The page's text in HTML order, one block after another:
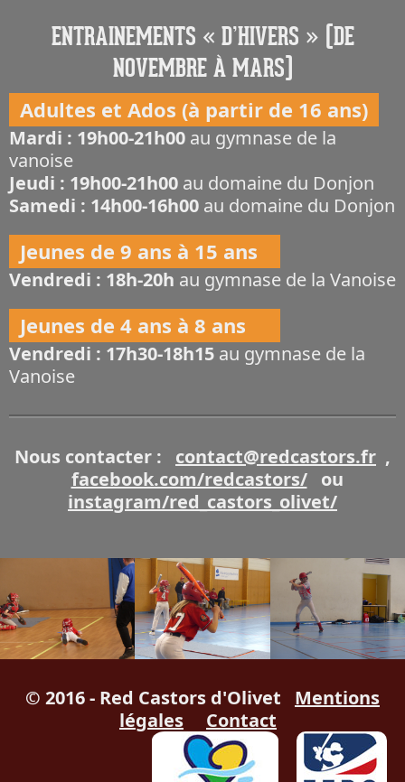
ENTRAINEMENTS « D’HIVERS » (DE
NOVEMBRE À MARS)
Adultes et Ados (à partir de 16 ans)
Mardi : 19h00-21h00 au gymnase de la
vanoise
Jeudi : 19h00-21h00 au domaine du Donjon
Samedi : 14h00-16h00 au domaine du Donjon
Jeunes de 9 ans à 15 ans
Vendredi : 18h-20h au gymnase de la Vanoise
Jeunes de 4 ans à 8 ans
Vendredi : 17h30-18h15 au gymnase de la
Vanoise
Nous contacter : contact@redcastors.fr ,
facebook.com/redcastors/
ou
instagram/red_castors_olivet/
© 2016 - Red Castors d'Olivet
Mentions
légales
Contact